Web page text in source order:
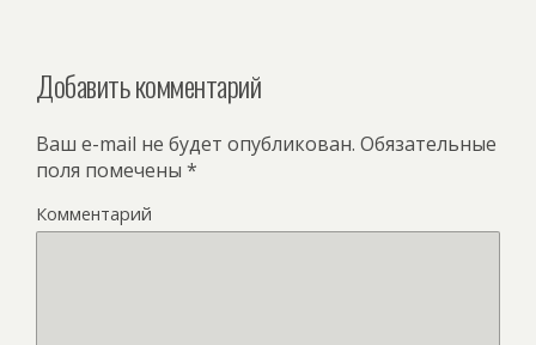
Добавить комментарий
Ваш e-mail не будет опубликован. Обязательные
поля помечены *
Комментарий